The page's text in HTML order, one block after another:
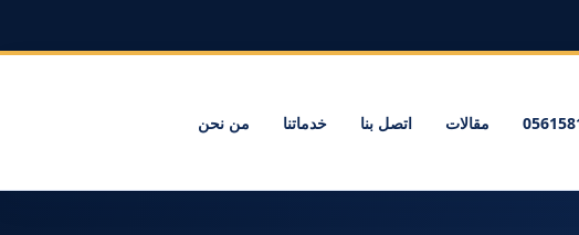
مقالات اتصل بنا خدماتنا من نحن